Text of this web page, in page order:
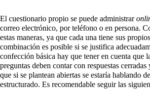
El cuestionario propio se puede administrar
correo electrónico, por teléfono o en persona.
estas maneras, ya que cada una tiene sus
combinación es posible si se justifica
confección básica hay que tener en cuenta que
preguntas deben contar con respuestas
que si se plantean abiertas se estaría hablando
estructurado. Es recomendable seguir las